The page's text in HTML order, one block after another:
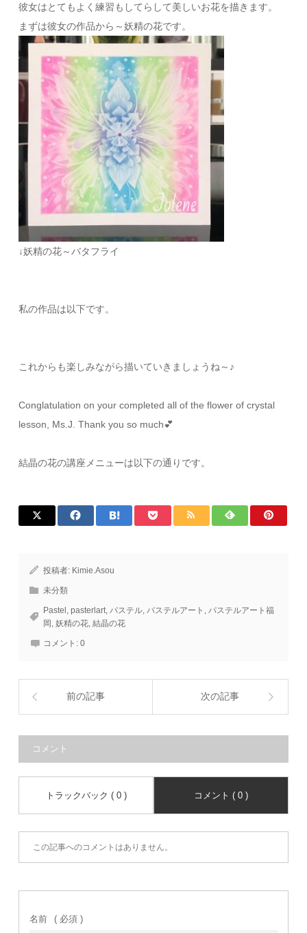
彼女はとてもよく練習もしてらして美しいお花を描きます。
まずは彼女の作品から～妖精の花です。
↓妖精の花～バタフライ
私の作品は以下です。
これからも楽しみながら描いていきましょうね～♪
Conglatulation on your completed all of the flower of crystal
lesson, Ms.J. Thank you so much💕
結晶の花の講座メニューは以下の通りです。
投稿者: Kimie.Asou
未分類
Pastel,pasterlart,パステル,パステルアート ,パステルアート福
岡,妖精の花,結晶の花
コメント:0
前の記事 次の記事
コメント
トラックバック ( 0 ) コメント ( 0 )
この記事へのコメントはありません。
名前 ( 必須 )